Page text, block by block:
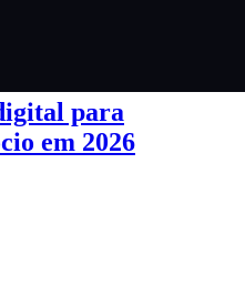
para
em 2026